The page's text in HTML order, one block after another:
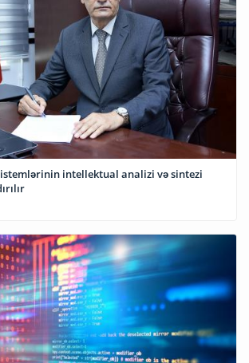
intellektual analizi və sintezi